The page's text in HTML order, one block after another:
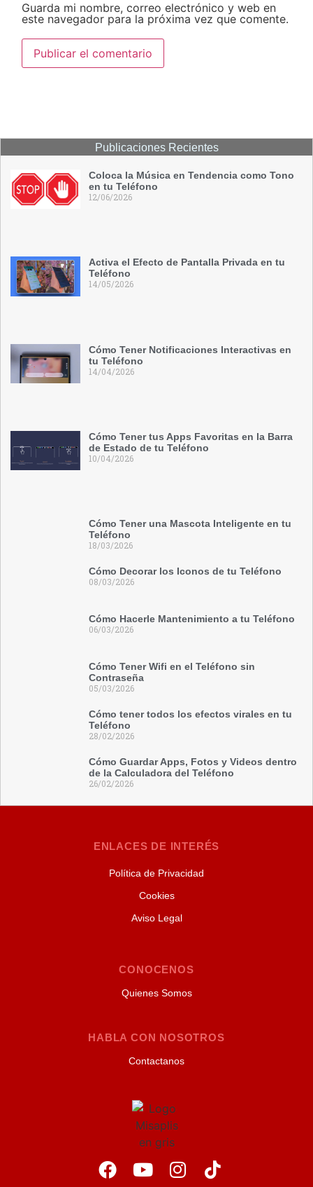
Guarda mi nombre, correo electrónico y web en
este navegador para la próxima vez que comente.
Publicaciones Recientes
Coloca la Música en Tendencia como Tono
en tu Teléfono
12/06/2026
Activa el Efecto de Pantalla Privada en tu
Teléfono
14/05/2026
Cómo Tener Notificaciones Interactivas en
tu Teléfono
14/04/2026
Cómo Tener tus Apps Favoritas en la Barra
de Estado de tu Teléfono
10/04/2026
Cómo Tener una Mascota Inteligente en tu
Teléfono
18/03/2026
Cómo Decorar los Iconos de tu Teléfono
08/03/2026
Cómo Hacerle Mantenimiento a tu Teléfono
06/03/2026
Cómo Tener Wifi en el Teléfono sin
Contraseña
05/03/2026
Cómo tener todos los efectos virales en tu
Teléfono
28/02/2026
Cómo Guardar Apps, Fotos y Videos dentro
de la Calculadora del Teléfono
26/02/2026
ENLACES DE INTERÉS
Política de Privacidad
Cookies
Aviso Legal
CONOCENOS
Quienes Somos
HABLA CON NOSOTROS
Contactanos